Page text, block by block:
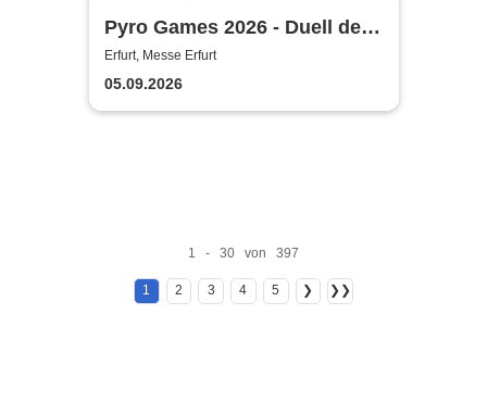
Pyro Games 2026 - Duell der
Feuerwerker
Erfurt, Messe Erfurt
05.09.2026
1 - 30 von 397
1 2 3 4 5 ❯ ❯❯